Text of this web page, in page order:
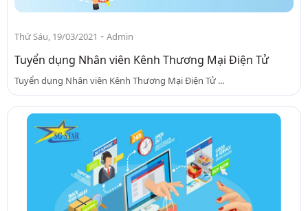
Thứ Sáu, 19/03/2021 - Admin
Tuyển dụng Nhân viên Kênh Thương Mại Điện Tử
Tuyển dụng Nhân viên Kênh Thương Mại Điện Tử ...